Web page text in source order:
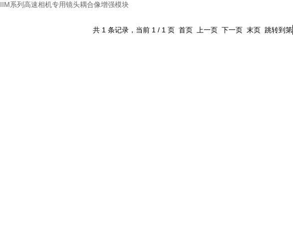
IIM系列高速相机专用镜头耦合像增强模块
共 1 条记录，当前 1 / 1 页 首页 上一页 下一页 末页 跳转到第